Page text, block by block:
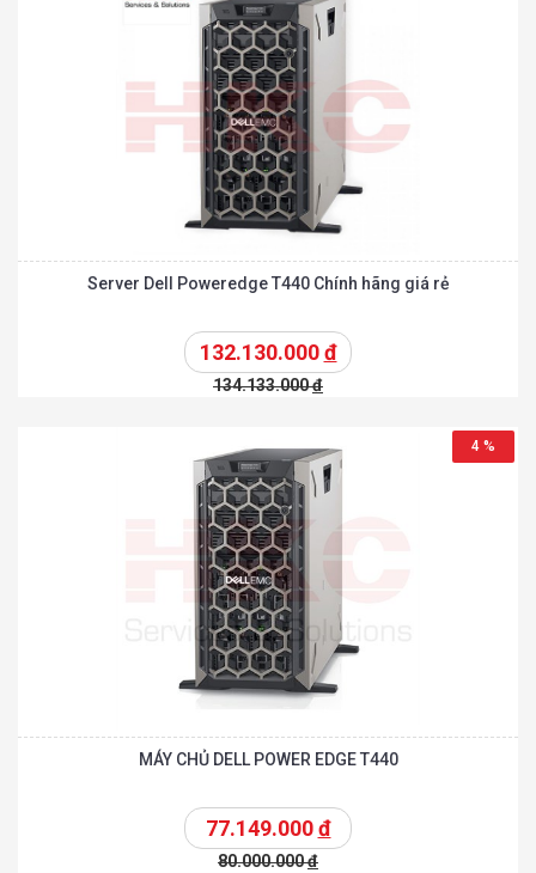
Server Dell Poweredge T440 Chính hãng giá rẻ
132.130.000đ
134.133.000đ
4 %
MÁY CHỦ DELL POWER EDGE T440
77.149.000đ
80.000.000đ